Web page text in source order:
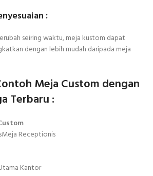
:
seiring waktu, meja kustom dapat
dengan lebih mudah daripada meja
Meja Custom dengan
Terbaru :
Kantor